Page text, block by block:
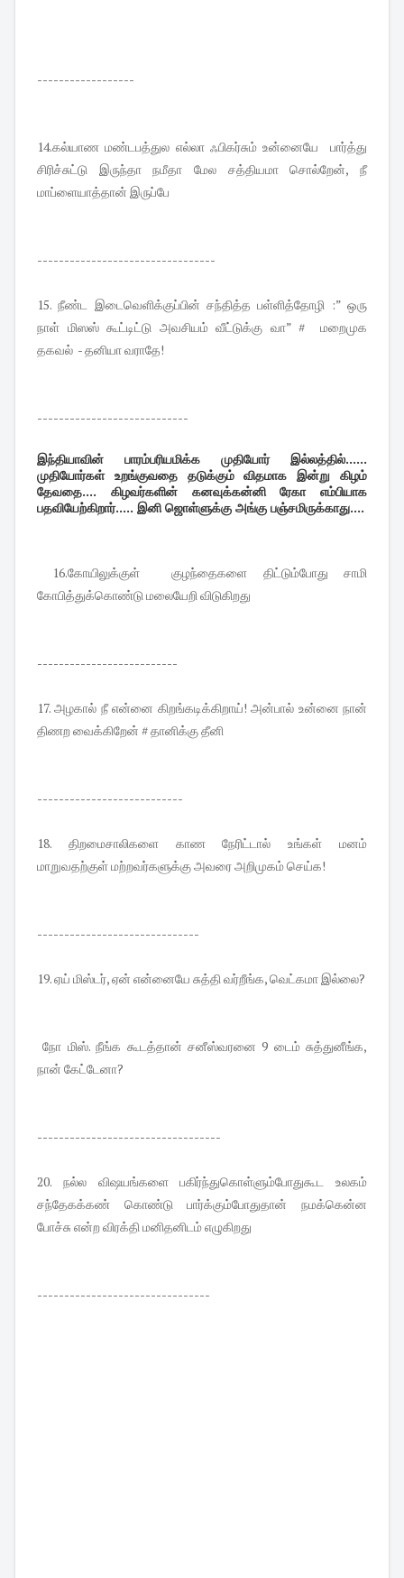
------------------
14.கல்யாண மண்டபத்துல எல்லா ஃபிகர்சும் உன்னையே பார்த்து
சிரிச்சுட்டு இருந்தா நமீதா மேல சத்தியமா சொல்றேன், நீ
மாப்ளையாத்தான் இருப்பே
---------------------------------
15. நீண்ட இடைவெளிக்குப்பின் சந்தித்த பள்ளித்தோழி :” ஒரு
நாள் மிஸஸ் கூட்டிட்டு அவசியம் வீட்டுக்கு வா” # மறைமுக
தகவல் - தனியா வராதே!
----------------------------
இந்தியாவின் பாரம்பரியமிக்க முதியோர் இல்லத்தில்......
முதியோர்கள் உறங்குவதை தடுக்கும் விதமாக இன்று கிழம்
தேவதை.... கிழவர்களின் கனவுக்கன்னி ரேகா எம்பியாக
பதவியேற்கிறார்..... இனி ஜொள்ளுக்கு அங்கு பஞ்சமிருக்காது....
16.கோயிலுக்குள் குழந்தைகளை திட்டும்போது சாமி
கோபித்துக்கொண்டு மலையேறி விடுகிறது
--------------------------
17. அழகால் நீ என்னை கிறங்கடிக்கிறாய்! அன்பால் உன்னை நான்
திணற வைக்கிறேன் # தானிக்கு தீனி
---------------------------
18. திறமைசாலிகளை காண நேரிட்டால் உங்கள் மனம்
மாறுவதற்குள் மற்றவர்களுக்கு அவரை அறிமுகம் செய்க!
------------------------------
19. ஏய் மிஸ்டர், ஏன் என்னையே சுத்தி வர்றீங்க, வெட்கமா இல்லை?
நோ மிஸ். நீங்க கூடத்தான் சனீஸ்வரனை 9 டைம் சுத்துனீங்க,
நான் கேட்டேனா?
----------------------------------
20. நல்ல விஷயங்களை பகிர்ந்துகொள்ளும்போதுகூட உலகம்
சந்தேகக்கண் கொண்டு பார்க்கும்போதுதான் நமக்கென்ன
போச்சு என்ற விரக்தி மனிதனிடம் எழுகிறது
--------------------------------